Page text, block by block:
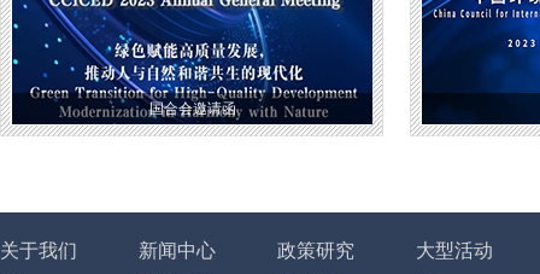
国合会邀请函
关于我们 新闻中心 政策研究 大型活动